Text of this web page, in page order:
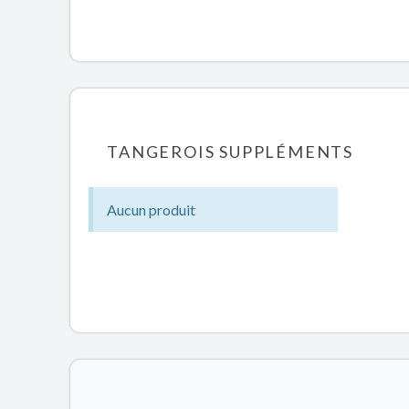
TANGEROIS SUPPLÉMENTS
Aucun produit